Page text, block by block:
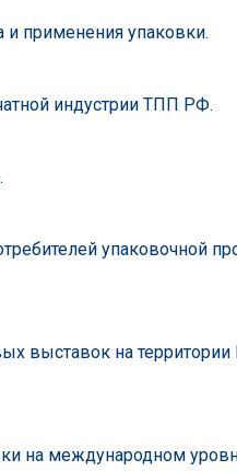
и применения упаковки.
индустрии ТПП РФ.
упаковочной
выставок на
на международном